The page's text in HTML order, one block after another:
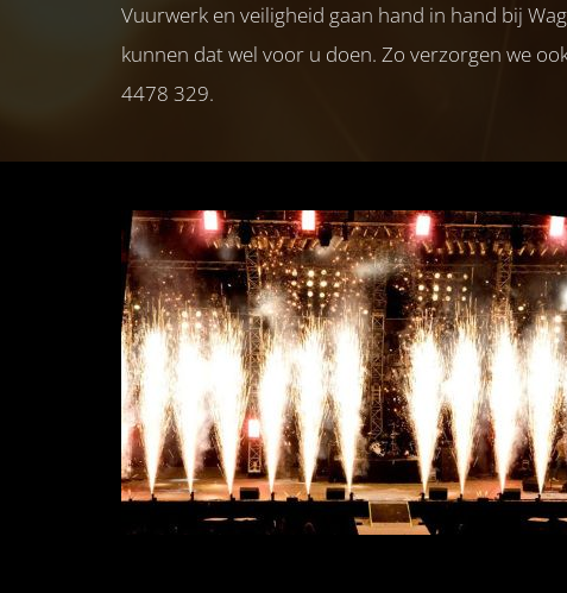
Vuurwerk en veiligheid gaan hand in hand bij
kunnen dat wel voor u doen. Zo verzorgen we
4478 329.